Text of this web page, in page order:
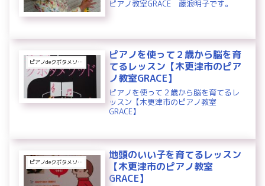
ピアノ教室GRACE 藤浪明子です。
ピアノdeクボタメソッド
ピアノを使って２歳から脳を育
てるレッスン【木更津市のピア
ノ教室GRACE】
ピアノを使って２歳から脳を育てるレ
ッスン【木更津市のピアノ教室
GRACE】
ピアノdeクボタメソッド
地頭のいい子を育てるレッスン
【木更津市のピアノ教室
GRACE】